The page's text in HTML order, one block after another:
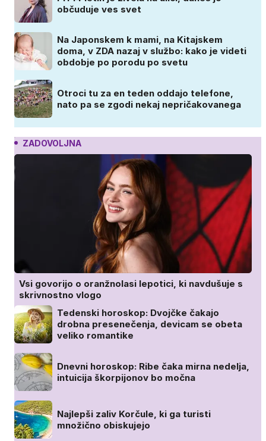
občuduje ves svet
Na Japonskem k mami, na Kitajskem
doma, v ZDA nazaj v službo: kako je videti
obdobje po porodu po svetu
Otroci tu za en teden oddajo telefone,
nato pa se zgodi nekaj nepričakovanega
ZADOVOLJNA
Vsi govorijo o oranžnolasi lepotici, ki navdušuje s
skrivnostno vlogo
Tedenski horoskop: Dvojčke čakajo
drobna presenečenja, devicam se obeta
veliko romantike
Dnevni horoskop: Ribe čaka mirna nedelja,
intuicija škorpijonov bo močna
Najlepši zaliv Korčule, ki ga turisti
množično obiskujejo